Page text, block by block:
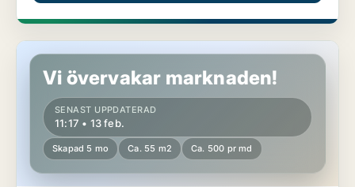
Butikslokal i Uppsala
Vi övervakar marknaden!
SENAST UPPDATERAD
11:17 • 13 feb.
Skapad 5 mo Ca. 55 m2 Ca. 500 pr md